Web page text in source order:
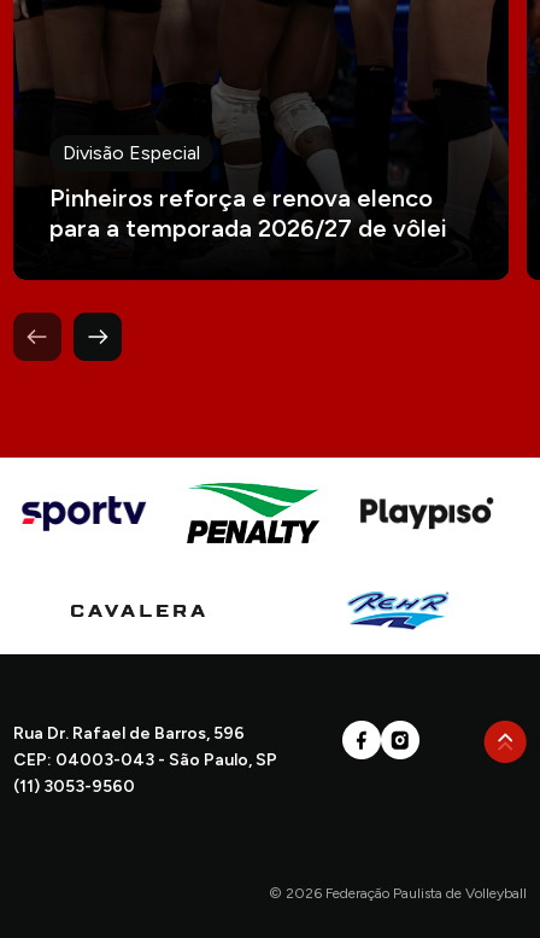
Divisão Especial
Pinheiros reforça e renova elenco
para a temporada 2026/27 de vôlei
Rua Dr. Rafael de Barros, 596
CEP: 04003-043 - São Paulo, SP
(11) 3053-9560
© 2026 Federação Paulista de Volleyball